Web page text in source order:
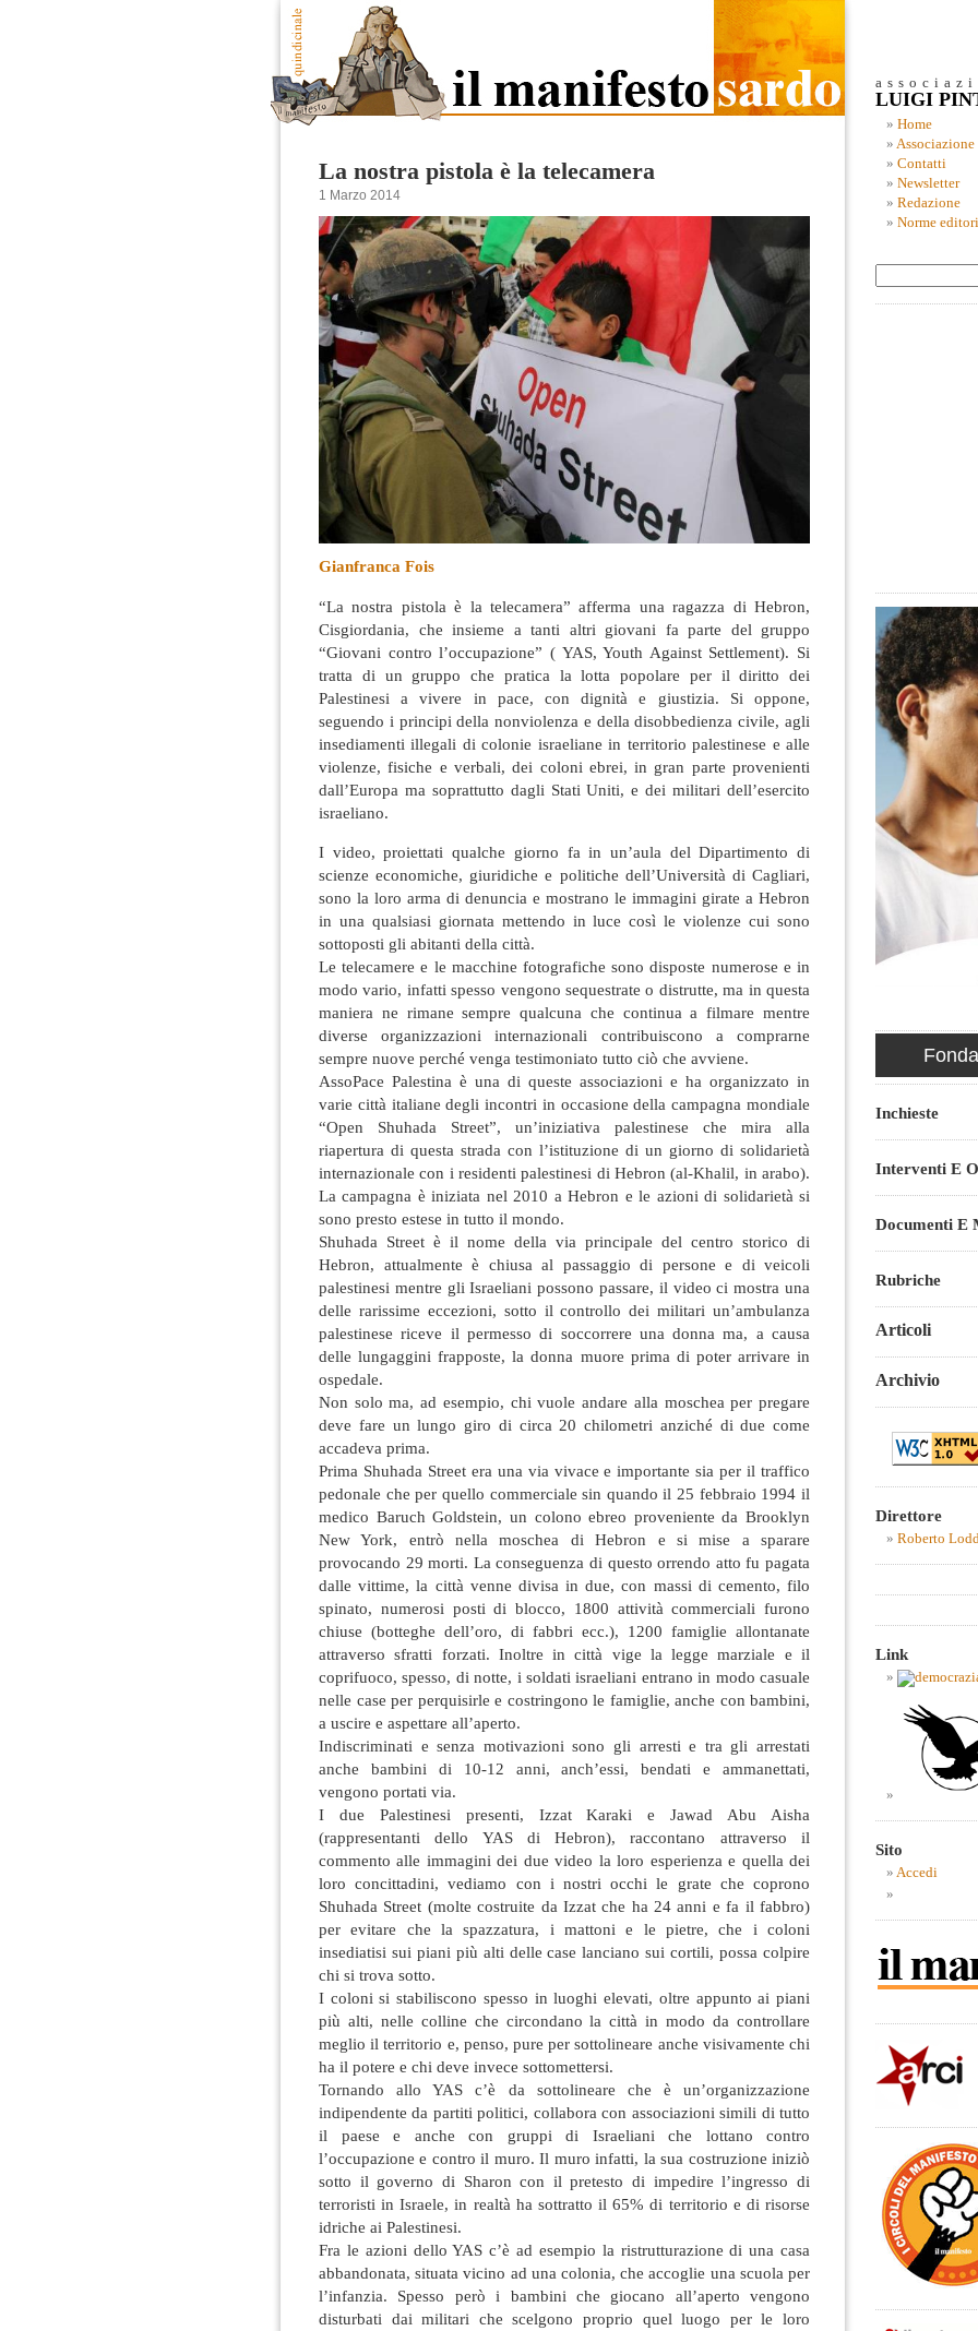
La nostra pistola è la telecamera
1 Marzo 2014
Gianfranca Fois
“La nostra pistola è la telecamera” afferma una ragazza di Hebron,
Cisgiordania, che insieme a tanti altri giovani fa parte del gruppo
“Giovani contro l’occupazione” ( YAS, Youth Against Settlement). Si
tratta di un gruppo che pratica la lotta popolare per il diritto dei
Palestinesi a vivere in pace, con dignità e giustizia. Si oppone,
seguendo i principi della nonviolenza e della disobbedienza civile, agli
insediamenti illegali di colonie israeliane in territorio palestinese e alle
violenze, fisiche e verbali, dei coloni ebrei, in gran parte provenienti
dall’Europa ma soprattutto dagli Stati Uniti, e dei militari dell’esercito
israeliano.
I video, proiettati qualche giorno fa in un’aula del Dipartimento di
scienze economiche, giuridiche e politiche dell’Università di Cagliari,
sono la loro arma di denuncia e mostrano le immagini girate a Hebron
in una qualsiasi giornata mettendo in luce così le violenze cui sono
sottoposti gli abitanti della città.
Le telecamere e le macchine fotografiche sono disposte numerose e in
modo vario, infatti spesso vengono sequestrate o distrutte, ma in questa
maniera ne rimane sempre qualcuna che continua a filmare mentre
diverse organizzazioni internazionali contribuiscono a comprarne
sempre nuove perché venga testimoniato tutto ciò che avviene.
AssoPace Palestina è una di queste associazioni e ha organizzato in
varie città italiane degli incontri in occasione della campagna mondiale
“Open Shuhada Street”, un’iniziativa palestinese che mira alla
riapertura di questa strada con l’istituzione di un giorno di solidarietà
internazionale con i residenti palestinesi di Hebron (al-Khalil, in arabo).
La campagna è iniziata nel 2010 a Hebron e le azioni di solidarietà si
sono presto estese in tutto il mondo.
Shuhada Street è il nome della via principale del centro storico di
Hebron, attualmente è chiusa al passaggio di persone e di veicoli
palestinesi mentre gli Israeliani possono passare, il video ci mostra una
delle rarissime eccezioni, sotto il controllo dei militari un’ambulanza
palestinese riceve il permesso di soccorrere una donna ma, a causa
delle lungaggini frapposte, la donna muore prima di poter arrivare in
ospedale.
Non solo ma, ad esempio, chi vuole andare alla moschea per pregare
deve fare un lungo giro di circa 20 chilometri anziché di due come
accadeva prima.
Prima Shuhada Street era una via vivace e importante sia per il traffico
pedonale che per quello commerciale sin quando il 25 febbraio 1994 il
medico Baruch Goldstein, un colono ebreo proveniente da Brooklyn
New York, entrò nella moschea di Hebron e si mise a sparare
provocando 29 morti. La conseguenza di questo orrendo atto fu pagata
dalle vittime, la città venne divisa in due, con massi di cemento, filo
spinato, numerosi posti di blocco, 1800 attività commerciali furono
chiuse (botteghe dell’oro, di fabbri ecc.), 1200 famiglie allontanate
attraverso sfratti forzati. Inoltre in città vige la legge marziale e il
coprifuoco, spesso, di notte, i soldati israeliani entrano in modo casuale
nelle case per perquisirle e costringono le famiglie, anche con bambini,
a uscire e aspettare all’aperto.
Indiscriminati e senza motivazioni sono gli arresti e tra gli arrestati
anche bambini di 10-12 anni, anch’essi, bendati e ammanettati,
vengono portati via.
I due Palestinesi presenti, Izzat Karaki e Jawad Abu Aisha
(rappresentanti dello YAS di Hebron), raccontano attraverso il
commento alle immagini dei due video la loro esperienza e quella dei
loro concittadini, vediamo con i nostri occhi le grate che coprono
Shuhada Street (molte costruite da Izzat che ha 24 anni e fa il fabbro)
per evitare che la spazzatura, i mattoni e le pietre, che i coloni
insediatisi sui piani più alti delle case lanciano sui cortili, possa colpire
chi si trova sotto.
I coloni si stabiliscono spesso in luoghi elevati, oltre appunto ai piani
più alti, nelle colline che circondano la città in modo da controllare
meglio il territorio e, penso, pure per sottolineare anche visivamente chi
ha il potere e chi deve invece sottomettersi.
Tornando allo YAS c’è da sottolineare che è un’organizzazione
indipendente da partiti politici, collabora con associazioni simili di tutto
il paese e anche con gruppi di Israeliani che lottano contro
l’occupazione e contro il muro. Il muro infatti, la sua costruzione iniziò
sotto il governo di Sharon con il pretesto di impedire l’ingresso di
terroristi in Israele, in realtà ha sottratto il 65% di territorio e di risorse
idriche ai Palestinesi.
Fra le azioni dello YAS c’è ad esempio la ristrutturazione di una casa
abbandonata, situata vicino ad una colonia, che accoglie una scuola per
l’infanzia. Spesso però i bambini che giocano all’aperto vengono
disturbati dai militari che scelgono proprio quel luogo per le loro
LUIGI
Home
Associazione
Contatti
Newsletter
Redazione
Norme
Inchieste
Interventi E
Documenti E
Rubriche
Articoli
Archivio
Direttore
Roberto
Link
Sito
Accedi